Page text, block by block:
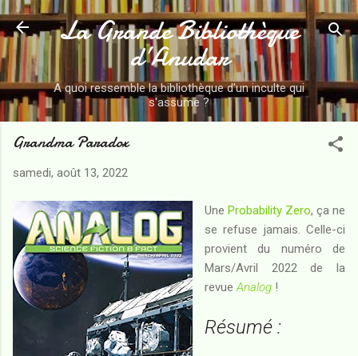
Accéder au contenu principal
La Grande Bibliothèque
d’Anudar
A quoi ressemble la bibliothèque d'un inculte qui
s'assume ?
Grandma Paradox
samedi, août 13, 2022
Une Probability Zero, ça ne
se refuse jamais. Celle-ci
provient du numéro de
Mars/Avril 2022 de la
revue Analog !
Résumé :